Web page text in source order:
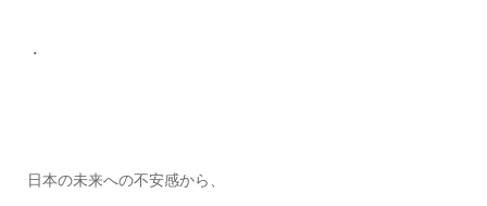
・
日本の未来への不安感から、